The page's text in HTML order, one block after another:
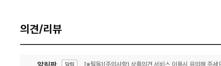
의견/리뷰
알림 [※필독][주의사항] 상품의견 서비스 이용시 유의해 주세